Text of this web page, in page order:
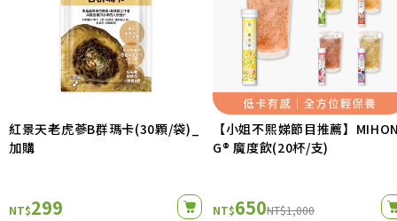
紅景天老虎蔘B群瑪卡(30顆/袋)_
加購
NT$299
【小姐不熙娣節目推薦】
G® 魔度飲(20杯/支)
NT$650NT$1,000